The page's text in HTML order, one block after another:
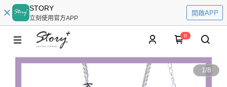
STORY
立刻使用官方APP
開啟APP
0
1/8